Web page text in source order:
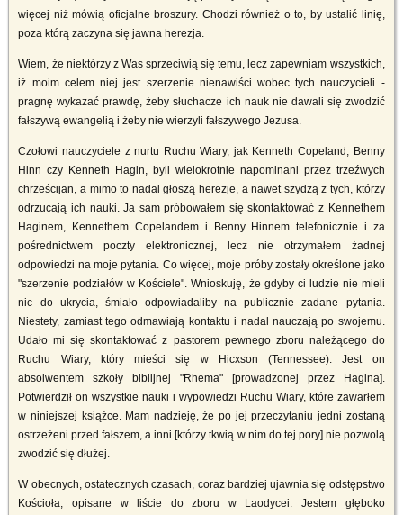
więcej niż mówią oficjalne broszury. Chodzi również o to, by ustalić linię,
poza którą zaczyna się jawna herezja.
Wiem, że niektórzy z Was sprzeciwią się temu, lecz zapewniam wszystkich,
iż moim celem niej jest szerzenie nienawiści wobec tych nauczycieli -
pragnę wykazać prawdę, żeby słuchacze ich nauk nie dawali się zwodzić
fałszywą ewangelią i żeby nie wierzyli fałszywego Jezusa.
Czołowi nauczyciele z nurtu Ruchu Wiary, jak Kenneth Copeland, Benny
Hinn czy Kenneth Hagin, byli wielokrotnie napominani przez trzeźwych
chrześcijan, a mimo to nadal głoszą herezje, a nawet szydzą z tych, którzy
odrzucają ich nauki. Ja sam próbowałem się skontaktować z Kennethem
Haginem, Kennethem Copelandem i Benny Hinnem telefonicznie i za
pośrednictwem poczty elektronicznej, lecz nie otrzymałem żadnej
odpowiedzi na moje pytania. Co więcej, moje próby zostały określone jako
"szerzenie podziałów w Kościele". Wnioskuję, że gdyby ci ludzie nie mieli
nic do ukrycia, śmiało odpowiadaliby na publicznie zadane pytania.
Niestety, zamiast tego odmawiają kontaktu i nadal nauczają po swojemu.
Udało mi się skontaktować z pastorem pewnego zboru należącego do
Ruchu Wiary, który mieści się w Hicxson (Tennessee). Jest on
absolwentem szkoły biblijnej "Rhema" [prowadzonej przez Hagina].
Potwierdził on wszystkie nauki i wypowiedzi Ruchu Wiary, które zawarłem
w niniejszej książce. Mam nadzieję, że po jej przeczytaniu jedni zostaną
ostrzeżeni przed fałszem, a inni [którzy tkwią w nim do tej pory] nie pozwolą
zwodzić się dłużej.
W obecnych, ostatecznych czasach, coraz bardziej ujawnia się odstępstwo
Kościoła, opisane w liście do zboru w Laodycei. Jestem głęboko